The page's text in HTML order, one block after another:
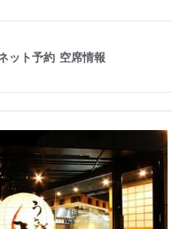
ット予約 空席情報